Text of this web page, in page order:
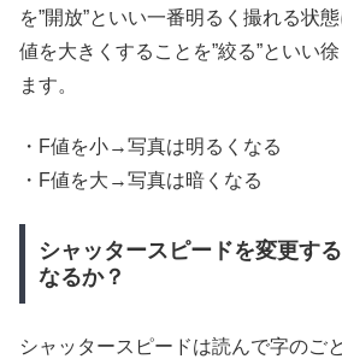
を”開放”といい一番明るく撮れる状
値を大きくすることを”絞る”といい
ます。
・F値を小→写真は明るくなる
・F値を大→写真は暗くなる
シャッタースピードを変更す
なるか？
シャッタースピードは読んで字のご